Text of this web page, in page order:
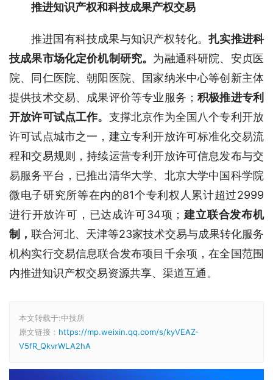
推进知识产权和科技成果产权交易
推进国有科技成果与知识产权转化。扎实推进科
技成果市场化定价机制研究。 为融通科研院、安贞医
院、同仁医院、朝阳医院、国家纳米中心等创新主体
提供技术交易、成果评价等专业服务； 积极推进专利
开放许可试点工作。 支撑北京作为全国八个专利开放
许可试点城市之一，建立专利开放许可标准化交易流
程和交易规则，持续运营专利开放许可信息发布与交
易服务平台，已推出清华大学、北京大学中国科学院
微电子研究所等在内的81个专利权人累计超过2999
进行开放许可，已达成许可34项； 建立联合发布机
制， 联合河北、天津等23家技术交易与成果转化服务
机构实行交易信息联合发布项目千余项，在全国范围
内推进知识产权交易资源共享、渠道互通。
本文转载于:中技所
原文链接： https://mp.weixin.qq.com/s/kyVEAZ-
V5fR_QkvrWLA2hA